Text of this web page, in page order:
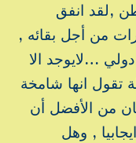
,لقد انفق
من أجل بقائه ,
…لايوجد الا
تقول انها شامخة
من الأفضل أن
, وهل